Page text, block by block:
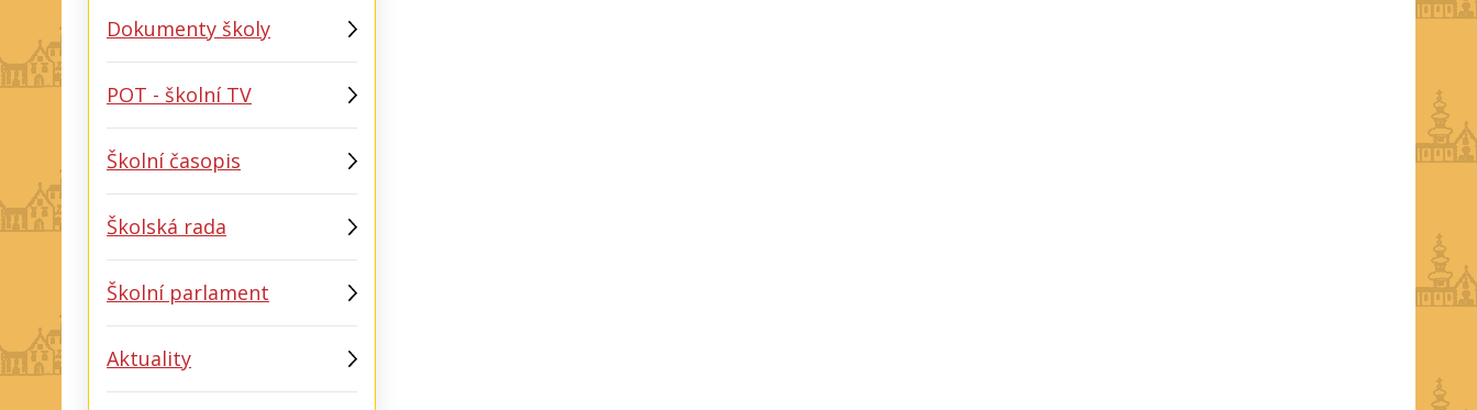
Dokumenty školy
POT - školní TV
Školní časopis
Školská rada
Školní parlament
Aktuality